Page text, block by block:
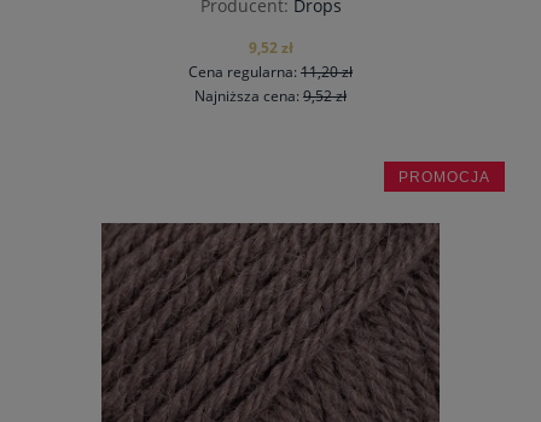
Producent: Drops
9,52 zł
Cena regularna: 11,20 zł
Najniższa cena: 9,52 zł
do koszyka
PROMOCJA